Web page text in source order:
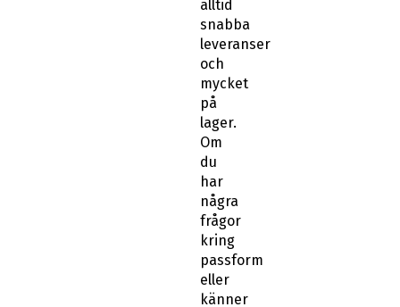
leveranser
och
mycket
på
lager.
Om
du
har
några
frågor
kring
passform
eller
känner
att